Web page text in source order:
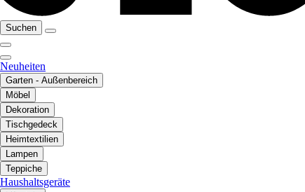
Suchen
Neuheiten
Garten - Außenbereich
Möbel
Dekoration
Tischgedeck
Heimtextilien
Lampen
Teppiche
Haushaltsgeräte